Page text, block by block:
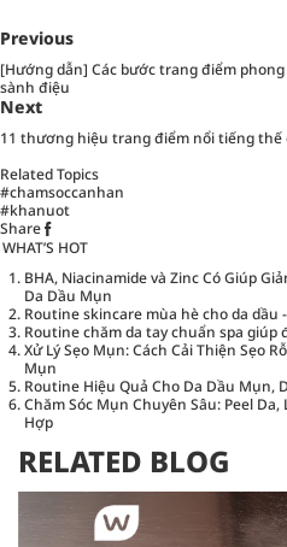
Previous
[Hướng dẫn] Các bước trang điểm
sành điệu
Next
11 thương hiệu trang điểm nổi tiếng thế
Related Topics
#chamsoccanhan
#khanuot
Share
WHAT’S HOT
BHA, Niacinamide và Zinc Có Giúp
Da Dầu Mụn
Routine skincare mùa hè cho da dầu
Routine chăm da tay chuẩn spa giúp
Xử Lý Sẹo Mụn: Cách Cải Thiện Sẹo
Mụn
Routine Hiệu Quả Cho Da Dầu Mụn,
Chăm Sóc Mụn Chuyên Sâu: Peel
Hợp
RELATED BLOG